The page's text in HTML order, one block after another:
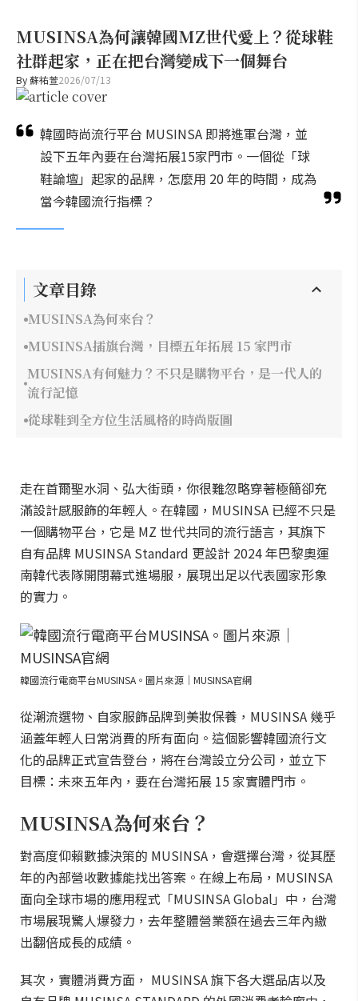
MUSINSA為何讓韓國MZ世代愛上？從球鞋
社群起家，正在把台灣變成下一個舞台
By蘇祐萱2026/07/13
韓國時尚流行平台 MUSINSA 即將進軍台灣，並
設下五年內要在台灣拓展15家門市。一個從「球
鞋論壇」起家的品牌，怎麼用 20 年的時間，成為
當今韓國流行指標？
文章目錄
MUSINSA為何來台？
MUSINSA插旗台灣，目標五年拓展 15 家門市
MUSINSA有何魅力？不只是購物平台，是一代人的
流行記憶
從球鞋到全方位生活風格的時尚版圖
走在首爾聖水洞、弘大街頭，你很難忽略穿著極簡卻充
滿設計感服飾的年輕人。在韓國，MUSINSA 已經不只是
一個購物平台，它是 MZ 世代共同的流行語言，其旗下
自有品牌 MUSINSA Standard 更設計 2024 年巴黎奧運
南韓代表隊開閉幕式進場服，展現出足以代表國家形象
的實力。
韓國流行電商平台MUSINSA。圖片來源｜MUSINSA官網
從潮流選物、自家服飾品牌到美妝保養，MUSINSA 幾乎
涵蓋年輕人日常消費的所有面向。這個影響韓國流行文
化的品牌正式宣告登台，將在台灣設立分公司，並立下
目標：未來五年內，要在台灣拓展 15 家實體門市。
MUSINSA為何來台？
對高度仰賴數據決策的 MUSINSA，會選擇台灣，從其歷
年的內部營收數據能找出答案。在線上布局，MUSINSA
面向全球市場的應用程式「MUSINSA Global」中，台灣
市場展現驚人爆發力，去年整體營業額在過去三年內繳
出翻倍成長的成績。
其次，實體消費方面， MUSINSA 旗下各大選品店以及